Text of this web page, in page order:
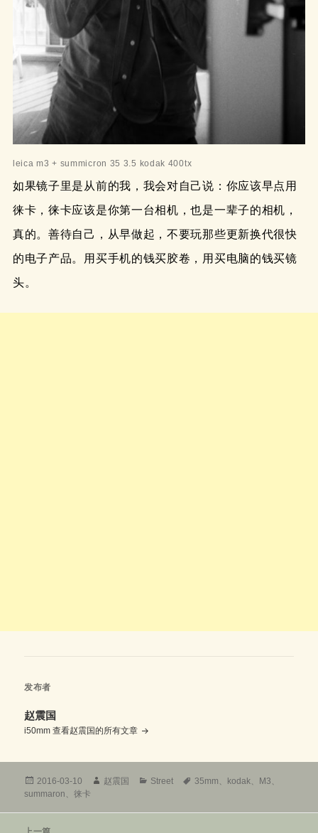
leica m3 + summicron 35 3.5 kodak 400tx
如果镜子里是从前的我，我会对自己说：你应该早点用
徕卡，徕卡应该是你第一台相机，也是一辈子的相机，
真的。善待自己，从早做起，不要玩那些更新换代很快
的电子产品。用买手机的钱买胶卷，用买电脑的钱买镜
头。
发布者
赵震国
i50mm查看赵震国的所有文章
发
布
2016-03-10
作
赵震国
分
Street
标
35mm kodak M3
summaron
、徕卡